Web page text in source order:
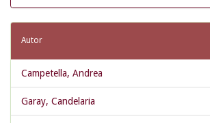
Autor
Campetella, Andrea
Garay, Candelaria